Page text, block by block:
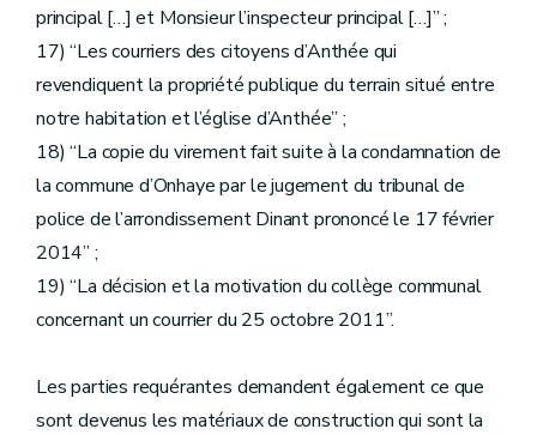
principal […] et Monsieur l’inspecteur principal […]” ;
17) “Les courriers des citoyens d’Anthée qui
revendiquent la propriété publique du terrain situé entre
notre habitation et l’église d’Anthée” ;
18) “La copie du virement fait suite à la condamnation de
la commune d’Onhaye par le jugement du tribunal de
police de l’arrondissement Dinant prononcé le 17 février
2014” ;
19) “La décision et la motivation du collège communal
concernant un courrier du 25 octobre 2011”.
Les parties requérantes demandent également ce que
sont devenus les matériaux de construction qui sont la